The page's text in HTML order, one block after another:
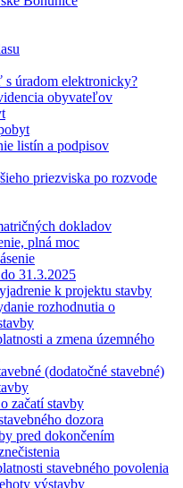
úradom elektronicky?
obyvateľov
listín a podpisov
priezviska po rozvode
dokladov
plná moc
31.3.2025
k projektu stavby
rozhodnutia o
a zmena územného
(dodatočné stavebné)
začatí stavby
dozora
pred dokončením
stavebného povolenia
výstavby